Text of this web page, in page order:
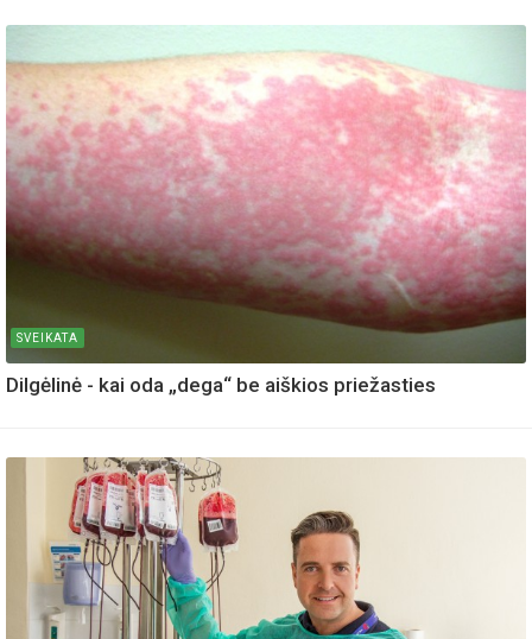
SVEIKATA
Dilgėlinė - kai oda „dega“ be aiškios priežasties